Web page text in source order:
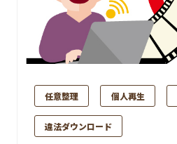
任意整理 個人再生
違法ダウンロード